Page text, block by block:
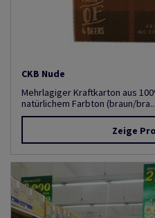
CKB Nude
Mehrlagiger Kraftkarton aus
natürlichem Farbton (braun/bra...
Zeige